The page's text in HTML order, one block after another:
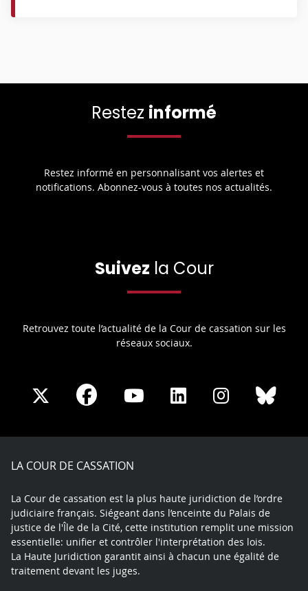
Restez informé
Restez informé en personnalisant vos alertes et
notifications. Abonnez-vous à toutes nos actualités.
Suivez la Cour
Retrouvez toute l’actualité de la Cour de cassation sur les
réseaux sociaux.
Share
X
Share
Facebook
Share
Youtube
Share
LinkedIn
Share
Instagram
LA COUR DE CASSATION
La Cour de cassation est la plus haute juridiction de l’ordre
judiciaire français. Siégeant dans l’enceinte du Palais de
justice de l'Île de la Cité, cette institution remplit une mission
essentielle: unifier et contrôler l'interprétation des lois.
La Haute Juridiction garantit ainsi à chacun une égalité de
traitement devant les juges.